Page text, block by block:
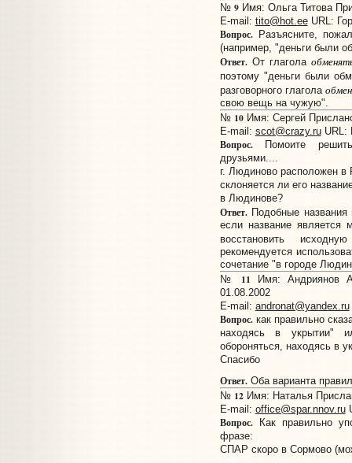
№ 9Имя: Ольга Титова
E-mail: tito@hot.eeURL:
Вопрос.Разъясните,
(например, "деньги были
Ответ.От глагола
поэтому "деньги были
разговорного глагола
свою вещь на чужую".
№ 10Имя: Сергей
E-mail: scot@crazy.ruURL:
Вопрос.Помоите
друзьями....
г. Людиново расположен в
склоняется ли его
в Людинове?
Ответ.Подобные названия
если название является
восстановить
рекомендуется
сочетание "в городе
№ 11 Имя: Андриянов
01.08.2002
E-mail: andronat@yandex.ru
Вопрос.как правильно
находясь в укрытии"
обороняться, находясь в
Спасибо
Ответ.Оба варианта
№ 12Имя: Наталья
E-mail: office@spar.nnov.ru
Вопрос.Как правильно
фразе:
СПАР скоро в Сормово